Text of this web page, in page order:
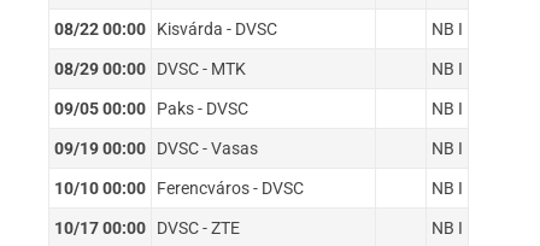
08/22 00:00 Kisvárda - DVSC NB I
08/29 00:00 DVSC - MTK NB I
09/05 00:00 Paks - DVSC NB I
09/19 00:00 DVSC - Vasas NB I
10/10 00:00 Ferencváros - DVSC NB I
10/17 00:00 DVSC - ZTE NB I